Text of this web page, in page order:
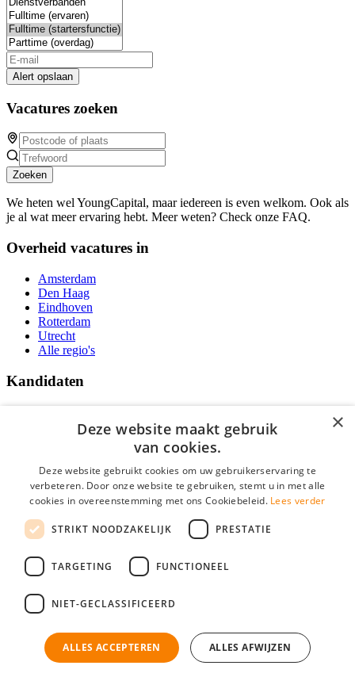
Alert opslaan
Vacatures zoeken
Zoeken
We heten wel YoungCapital, maar iedereen is even welkom. Ook als
je al wat meer ervaring hebt. Meer weten? Check onze FAQ.
Overheid vacatures in
Amsterdam
Den Haag
Eindhoven
Rotterdam
Utrecht
Alle regio's
Kandidaten
Vacatures
Over Vacatures Overheid Online
YoungCapital IOS App
YoungCapital Android App
Social
Vacatures Overheid is onderdeel van YoungCapital • © 2026 • KvK nr:
Mogen wij cookies plaatsen? Check hier ons
×
Deze website maakt gebruik
van cookies.
Deze website gebruikt cookies om uw gebruikerservaring te
verbeteren. Door onze website te gebruiken, stemt u in met alle
cookies in overeenstemming met ons Cookiebeleid. Lees verder
STRIKT NOODZAKELIJK PRESTATIE
TARGETING FUNCTIONEEL
NIET-GECLASSIFICEERD
ALLES ACCEPTEREN ALLES AFWIJZEN